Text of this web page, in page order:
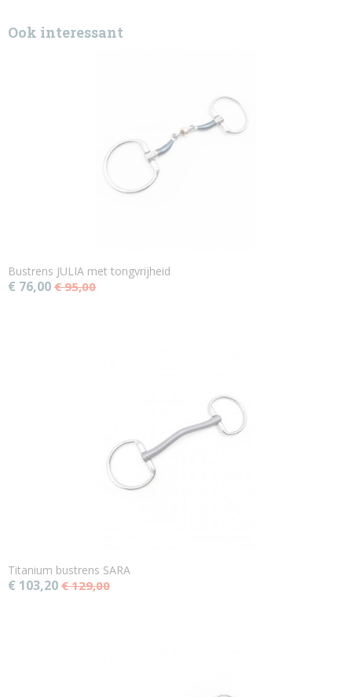
Ook interessant
Bustrens JULIA met tongvrijheid
€ 76,00 € 95,00
Titanium bustrens SARA
€ 103,20 € 129,00